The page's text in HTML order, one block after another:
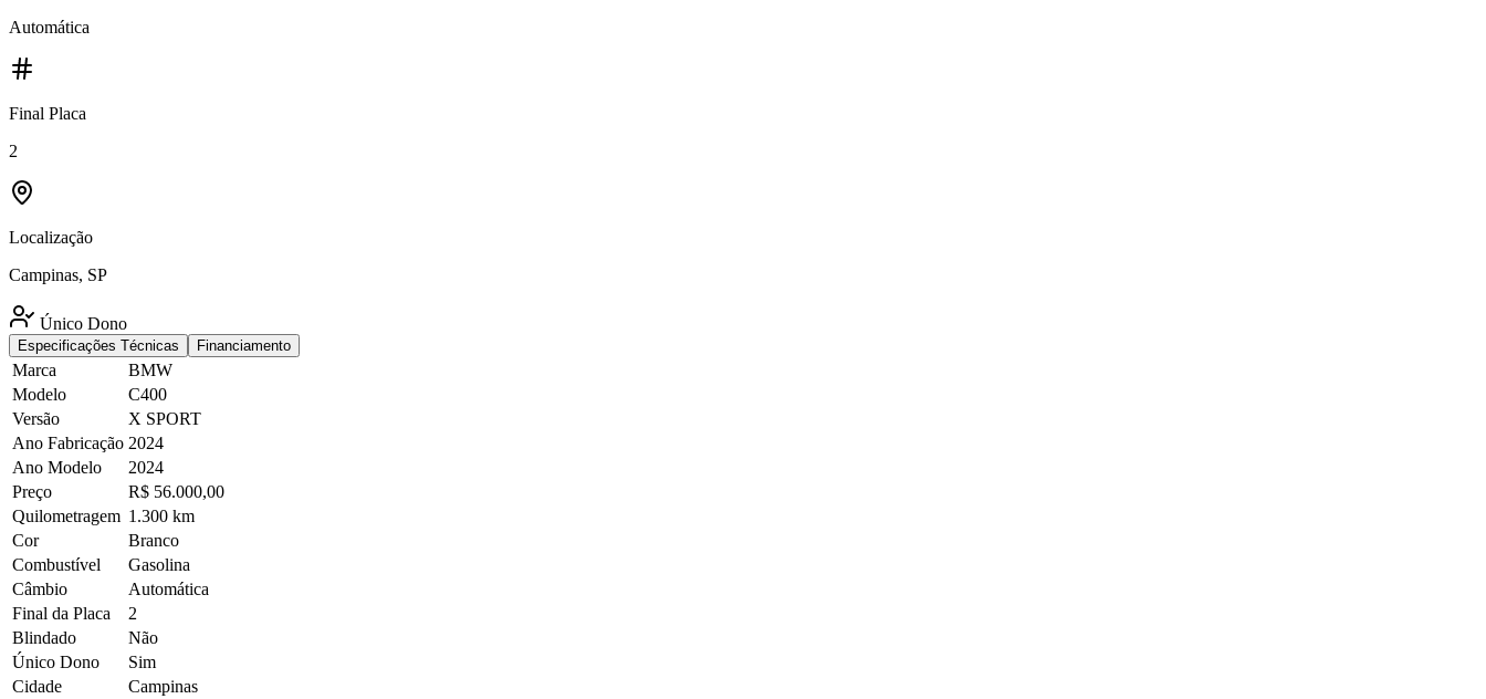
Automática
Final Placa
2
Localização
Campinas, SP
Único Dono
Especificações Técnicas Financiamento
Marca
BMW
Modelo
C400
Versão
X SPORT
Ano Fabricação 2024
Ano Modelo
2024
Preço
R$ 56.000,00
Quilometragem 1.300 km
Cor
Branco
Combustível
Gasolina
Câmbio
Automática
Final da Placa
2
Blindado
Não
Único Dono
Sim
Cidade
Campinas